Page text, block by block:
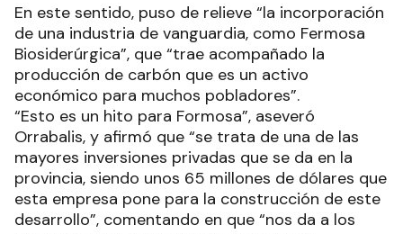
En este sentido, puso de relieve “la incorporación
de una industria de vanguardia, como Fermosa
Biosiderúrgica”, que “trae acompañado la
producción de carbón que es un activo
económico para muchos pobladores”.
“Esto es un hito para Formosa”, aseveró
Orrabalis, y afirmó que “se trata de una de las
mayores inversiones privadas que se da en la
provincia, siendo unos 65 millones de dólares que
esta empresa pone para la construcción de este
desarrollo”, comentando en que “nos da a los